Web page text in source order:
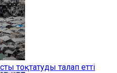
тоқтатуды талап етті